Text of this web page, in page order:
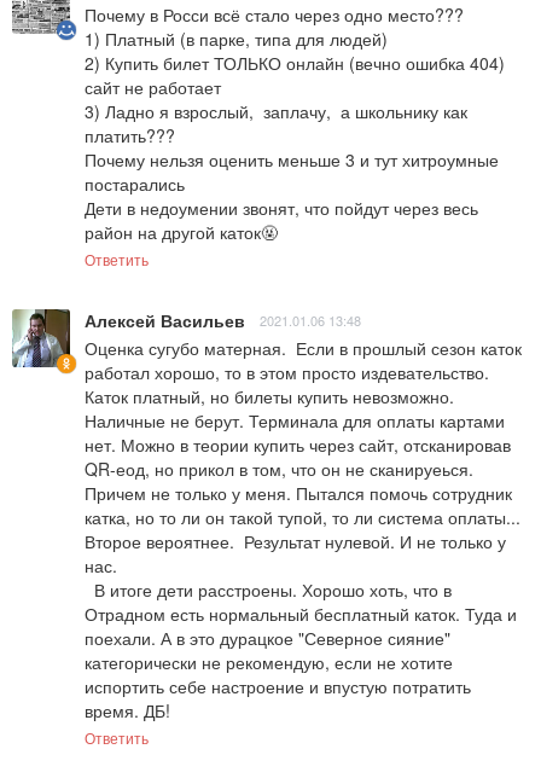
Почему в Росси всё стало через одно место???
1) Платный (в парке, типа для людей)
2) Купить билет ТОЛЬКО онлайн (вечно ошибка 404)
сайт не работает
3) Ладно я взрослый,  заплачу,  а школьнику как
платить???
Почему нельзя оценить меньше 3 и тут хитроумные
постарались
Дети в недоумении звонят, что пойдут через весь
район на другой каток🤬
Ответить
Алексей Васильев 2021.01.06 13:48
Оценка сугубо матерная.  Если в прошлый сезон каток
работал хорошо, то в этом просто издевательство.
Каток платный, но билеты купить невозможно.
Наличные не берут. Терминала для оплаты картами
нет. Можно в теории купить через сайт, отсканировав
QR-еод, но прикол в том, что он не сканируеься.
Причем не только у меня. Пытался помочь сотрудник
катка, но то ли он такой тупой, то ли система оплаты...
Второе вероятнее.  Результат нулевой. И не только у
нас.
Отрадном есть нормальный бесплатный каток. Туда и
поехали. А в это дурацкое "Северное сияние"
категорически не рекомендую, если не хотите
испортить себе настроение и впустую потратить
время. ДБ!
Ответить